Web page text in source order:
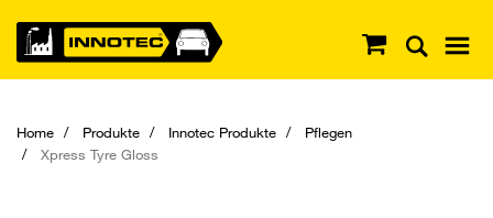
Home Produkte Innotec Produkte
Pflegen
Xpress Tyre Gloss